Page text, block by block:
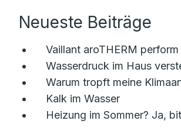
Neueste Beiträge
Vaillant aroTHERM perform
Wasserdruck im Haus
Warum tropft meine
Kalk im Wasser
Heizung im Sommer? Ja,